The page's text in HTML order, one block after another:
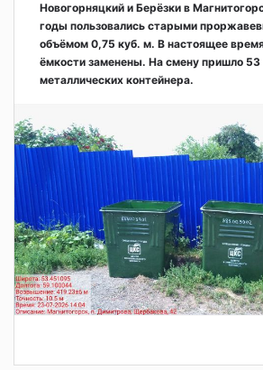
Новогорняцкий и Берёзки в
годы пользовались старыми
объёмом 0,75 куб. м. В настоящее
ёмкости заменены. На смену пришло
металлических контейнера.